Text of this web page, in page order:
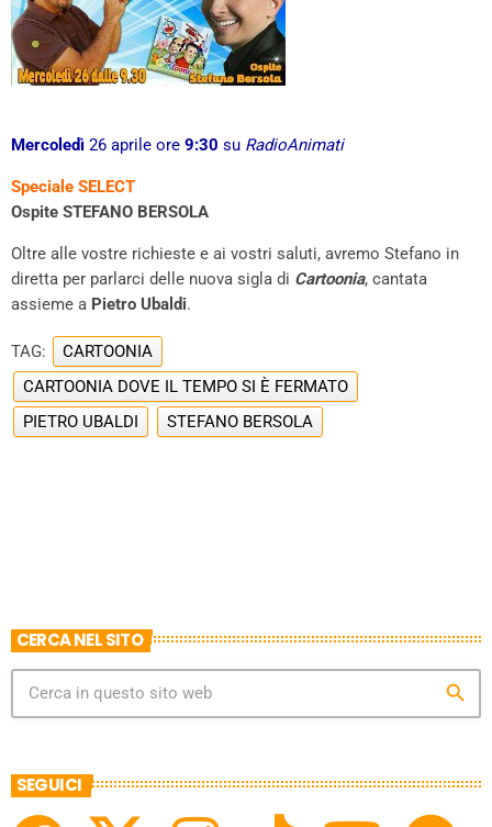
Mercoledì 26 aprile ore 9:30 su RadioAnimati
Speciale SELECT
Ospite STEFANO BERSOLA
Oltre alle vostre richieste e ai vostri saluti, avremo Stefano in
diretta per parlarci delle nuova sigla di Cartoonia, cantata
assieme a Pietro Ubaldi.
TAG:
CARTOONIA
CARTOONIA DOVE IL TEMPO SI È FERMATO
PIETRO UBALDI
STEFANO BERSOLA
CERCA NEL SITO
search
SEGUICI